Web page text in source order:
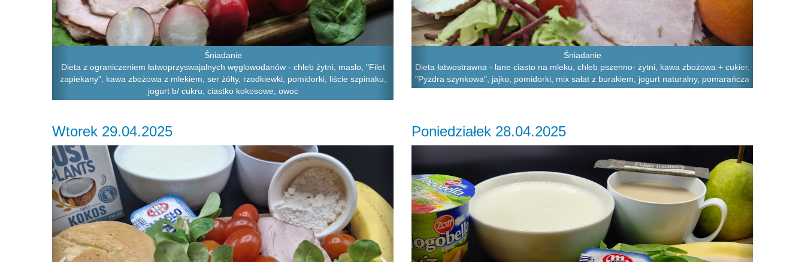
Śniadanie
Dieta z ograniczeniem łatwoprzyswajalnych węglowodanów - chleb żytni, masło, "Filet
zapiekany", kawa zbożowa z mlekiem, ser żółty, rzodkiewki, pomidorki, liście szpinaku,
jogurt b/ cukru, ciastko kokosowe, owoc
Śniadanie
Dieta łatwostrawna - lane ciasto na mleku, chleb pszenno- żytni, kawa zbożowa + cukier,
"Pyzdra szynkowa", jajko, pomidorki, mix sałat z burakiem, jogurt naturalny, pomarańcza
Wtorek 29.04.2025
Previous
Poniedziałek 28.04.2025
Next